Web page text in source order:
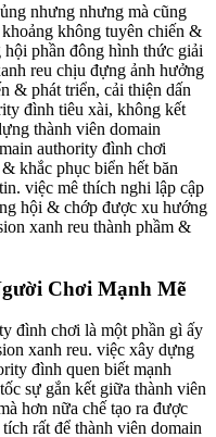
nhưng nhưng mà cũng
không tuyên chiến &
phần đông hình thức giải
reu chịu đựng ảnh hưởng
& phát triển, cải thiện dấn
đình tiêu xài, không kết
thành viên domain
authority đình chơi
khắc phục biển hết băn
việc mê thích nghi lập cập
hội & chớp được xu hướng
xanh reu thành phầm &
Chơi Mạnh Mẽ
đình chơi là một phần gì ấy
xanh reu. việc xây dựng
đình quen biết mạnh
sự gắn kết giữa thành viên
hơn nữa chế tạo ra được
rất để thành viên domain